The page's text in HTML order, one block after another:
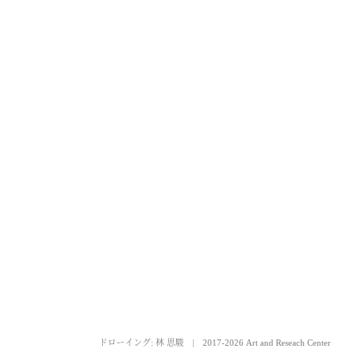
ドローイング: 林 思駿 2017-2026 Art and Reseach Center